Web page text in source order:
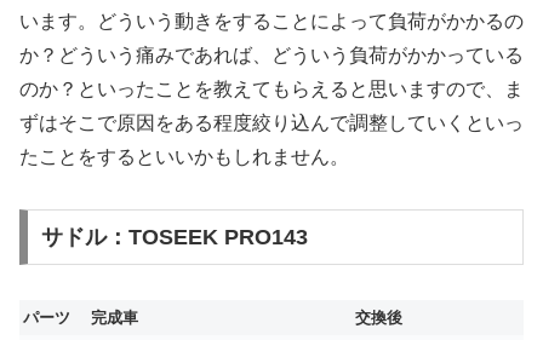
います。どういう動きをすることによって負荷がかかるの
か？どういう痛みであれば、どういう負荷がかかっている
のか？といったことを教えてもらえると思いますので、ま
ずはそこで原因をある程度絞り込んで調整していくといっ
たことをするといいかもしれません。
サドル：TOSEEK PRO143
パーツ 完成車
交換後